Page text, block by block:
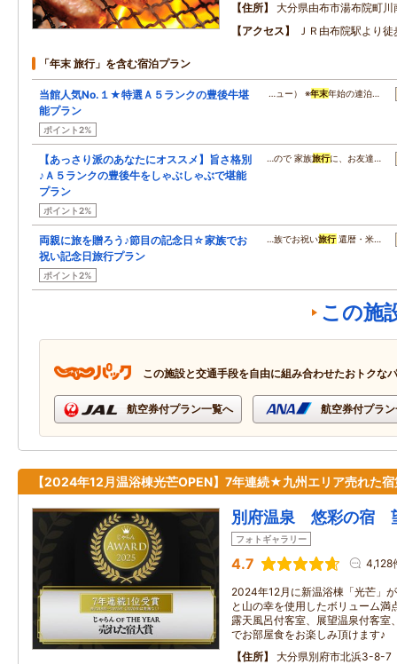
住所
大分県由布市湯布院町川
アクセス
ＪＲ由布院駅より徒
「年末 旅行」を含む宿泊プラン
当館人気No.１★特選Ａ５ランクの豊後牛堪
能プラン
ポイント2%
…ュー） ※年末年始の連泊…
【あっさり派のあなたにオススメ】旨さ格別
♪Ａ５ランクの豊後牛をしゃぶしゃぶで堪能
プラン
ポイント2%
…ので 家族旅行に、お友達…
両親に旅を贈ろう♪節目の記念日☆家族でお
祝い記念日旅行プラン
ポイント2%
…族でお祝い旅行還暦・米…
この施
この施設と交通手段を自由に組み合わせたおトクな
航空券付プラン一覧へ 航空券付プラ
【2024年12月温浴棟光芒OPEN】7年連続★九州エリア売れた宿
別府温泉 悠彩の宿
フォトギャラリー
4.7 4,128
2024年12月に新温浴棟「光芒」
と山の幸を使用したボリューム満
露天風呂付客室、展望温泉付客室
でお部屋食をお楽しみ頂けます♪
住所
大分県別府市北浜3-8-7